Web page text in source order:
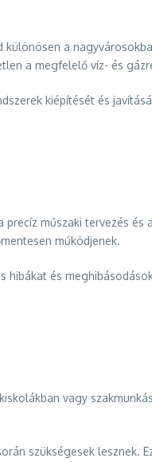
a
a megfelelő víz- és
kiépítését és
műszaki tervezés és
működjenek.
és
vagy
szükségesek lesznek.